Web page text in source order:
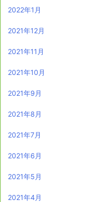
2022年1月
2021年12月
2021年11月
2021年10月
2021年9月
2021年8月
2021年7月
2021年6月
2021年5月
2021年4月